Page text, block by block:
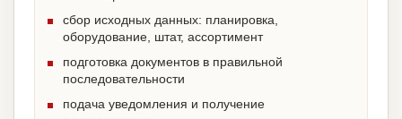
сбор исходных данных: планировка,
оборудование, штат, ассортимент
подготовка документов в правильной
последовательности
подача уведомления и получение